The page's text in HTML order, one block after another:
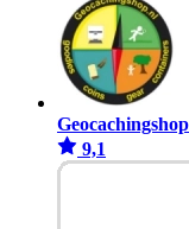
9,1